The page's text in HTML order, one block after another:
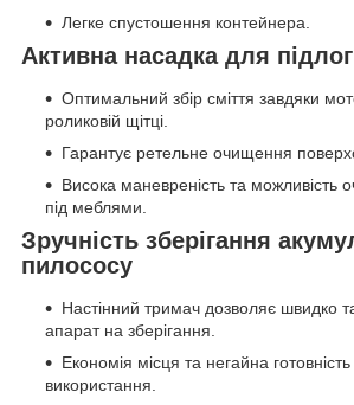
Легке спустошення контейнера.
Активна насадка для
Оптимальний збір сміття завдяки
роликовій щітці.
Гарантує ретельне очищення
Висока маневреність та можливість
під меблями.
Зручність зберігання
пилососу
Настінний тримач дозволяє швидко
апарат на зберігання.
Економія місця та негайна
використання.